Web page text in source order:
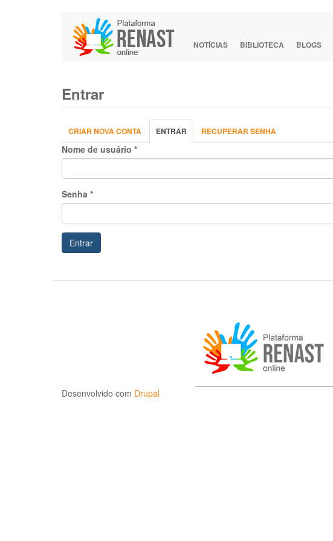
NOTÍCIAS BIBLIOTECA BLOGS
Entrar
Abas
primárias
CRIAR NOVA CONTA ENTRAR (ABA
ATIVA)
RECUPERAR SENHA
Nome de usuário *
Senha *
Entrar
Desenvolvido com Drupal